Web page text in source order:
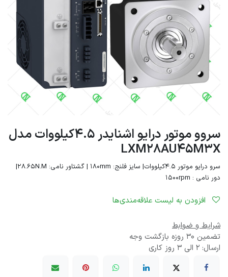
سروو موتور درایو اشنایدر 4.5کیلووات مدل
LXM28AU45M3X
سرو درایو موتور 4.5کیلووات| سایز فلنج: 180mm | گشتاور نامی: 28.65N.M|
دور نامی : 1500rpm
شرایط و ضوابط
تضمین 30 روزه بازگشت وجه
ارسال: 2 الی 3 روز کاری